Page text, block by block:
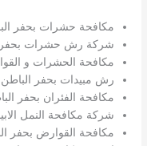
مكافحة حشرات بحفر
شركة رش حشرات بحفر
مكافحة الحشرات و
رش مبيدات بحفر الباطن
مكافحة الفئران بحفر
شركة مكافحة النمل
مكافحة القوارض بحفر